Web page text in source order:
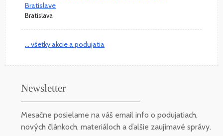
Bratislave
Bratislava
... všetky akcie a podujatia
Newsletter
Mesačne posielame na váš email info o podujatiach,
nových článkoch, materiáloch a ďalšie zaujímavé správy.